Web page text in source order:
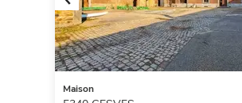
Previous
Maison